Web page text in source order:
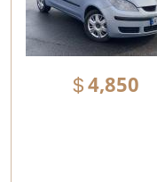
4,850